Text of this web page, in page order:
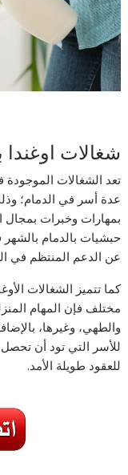
شغالات اوغندا
تعد الشغالات الموجودة
عدة أسر في الدمام؛
بمهارات وخبرات بمجال
حبشيات بالدمام
عن الدعم المنتظم في
كما تتميز الشغالات
مختلف فإن المهام
والطهي، وغيرها،
للأسر التي تود أن
للعقود طويلة الأمد.